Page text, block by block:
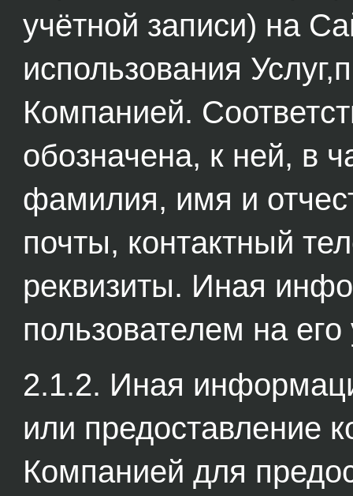
учётной записи) на
использования
Компанией.
обозначена, к ней, в
фамилия, имя и
почты, контактный
реквизиты. Иная
пользователем на
2.1.2. Иная
или предоставление
Компанией для